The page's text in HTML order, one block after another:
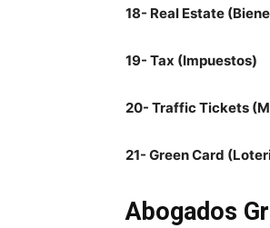
18- Real Estate
19- Tax (Impuestos)
20- Traffic Tickets
21- Green Card
Abogados